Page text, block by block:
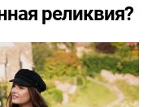
реликвия?